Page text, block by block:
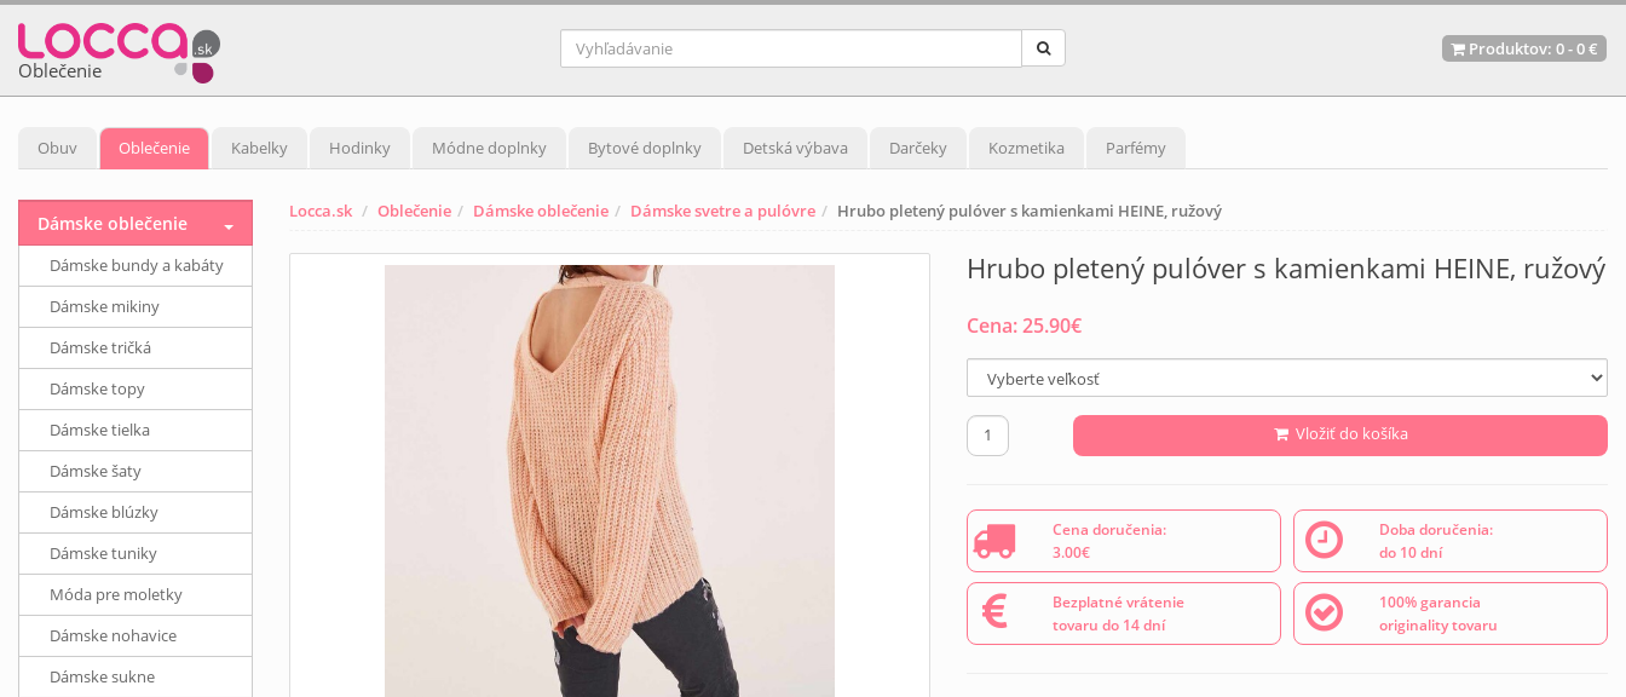
Oblečenie
Produktov: 0-0 €
Obuv Oblečenie Kabelky Hodinky Módne doplnky Bytové doplnky Detská výbava Darčeky Kozmetika Parfémy
Locca.sk Oblečenie Dámske oblečenie Dámske svetre a pulóvre Hrubo pletený pulóver s kamienkami HEINE, ružový
Hrubo pletený pulóver s kamienkami HEINE, ružový
Cena:25.90€
Vložiť do košíka
Cena doručenia:
3.00€
Doba doručenia:
do 10 dní
Bezplatné vrátenie
tovaru do 14 dní
100% garancia
originality tovaru
Dámske oblečenie
Dámske bundy a kabáty
Dámske mikiny
Dámske tričká
Dámske topy
Dámske tielka
Dámske šaty
Dámske blúzky
Dámske tuniky
Móda pre moletky
Dámske nohavice
Dámske sukne